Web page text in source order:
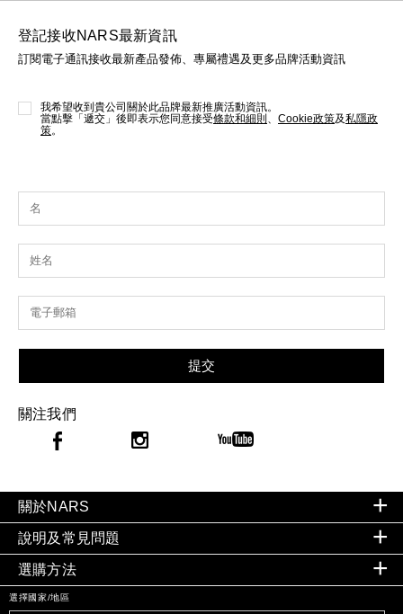
亮肌卸妝油
登記接收NARS最新資訊
訂閱電子通訊接收最新產品發佈、專屬禮遇及更多品牌活動資訊
我希望收到貴公司關於此品牌最新推廣活動資訊。
當點擊「遞交」後即表示您同意接受條款和細則 Cookie政策及私隱政
策。
提交
關注我們
關於NARS
說明及常見問題
選購方法
選擇國家/地區